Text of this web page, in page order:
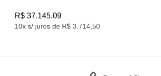
10x s/ juros de R$ 3.714,50
R$ 37.145,09